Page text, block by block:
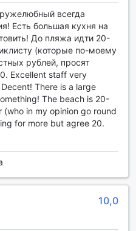
и кърпи допълват
разполага с
допълнително
отдих, което прави OYO
място за вашата
в OYO 502 Roberto's
е не просто
Ресторантът на
от вкусни ястия,
и международни
да се насладят на
с пресни съставки,
деня си в
плодове до хрупкави
всегда
Есть большая кухня на
До пляжа идти 20-
(которые по-моему
рублей, просят
Excellent staff very
There is a large
The beach is 20-
in my opinion go round
for more but agree 20.
10,0